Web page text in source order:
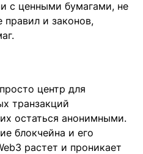
с ценными бумагами, не
правил и законов,
центр для
транзакций
остаться анонимными.
блокчейна и его
растет и проникает